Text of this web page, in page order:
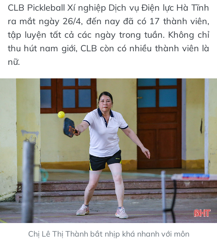
CLB Pickleball Xí nghiệp Dịch vụ Điện lực Hà Tĩnh
ra mắt ngày 26/4, đến nay đã có 17 thành viên,
tập luyện tất cả các ngày trong tuần. Không chỉ
thu hút nam giới, CLB còn có nhiều thành viên là
nữ.
Chị Lê Thị Thành bắt nhịp khá nhanh với môn